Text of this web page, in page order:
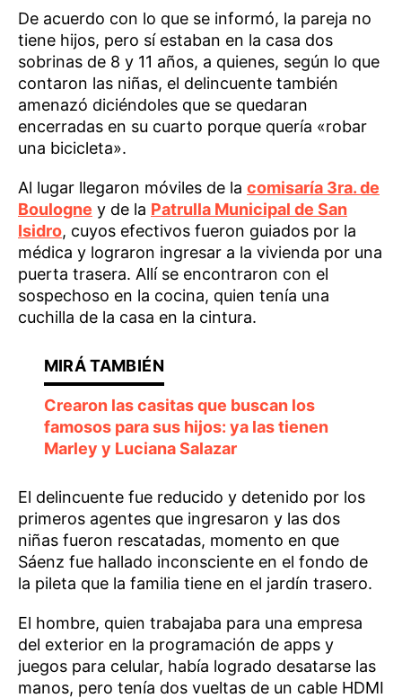
De acuerdo con lo que se informó, la pareja no
tiene hijos, pero sí estaban en la casa dos
sobrinas de 8 y 11 años, a quienes, según lo que
contaron las niñas, el delincuente también
amenazó diciéndoles que se quedaran
encerradas en su cuarto porque quería «robar
una bicicleta».
Al lugar llegaron móviles de la comisaría 3ra. de
Boulogne y de la Patrulla Municipal de San
Isidro, cuyos efectivos fueron guiados por la
médica y lograron ingresar a la vivienda por una
puerta trasera. Allí se encontraron con el
sospechoso en la cocina, quien tenía una
cuchilla de la casa en la cintura.
Crearon las casitas que buscan los
famosos para sus hijos: ya las tienen
Marley y Luciana Salazar
El delincuente fue reducido y detenido por los
primeros agentes que ingresaron y las dos
niñas fueron rescatadas, momento en que
Sáenz fue hallado inconsciente en el fondo de
la pileta que la familia tiene en el jardín trasero.
El hombre, quien trabajaba para una empresa
del exterior en la programación de apps y
juegos para celular, había logrado desatarse las
manos, pero tenía dos vueltas de un cable HDMI